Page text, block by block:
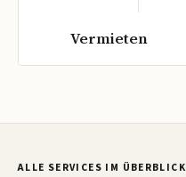
Vermieten
ALLE SERVICES IM ÜBERBLICK